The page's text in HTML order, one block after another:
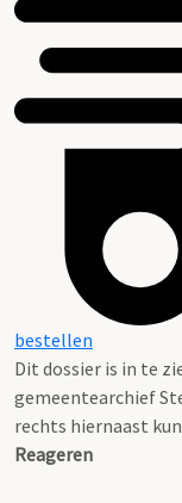
bestellen
Dit dossier is in te
gemeentearchief
rechts hiernaast
Reageren